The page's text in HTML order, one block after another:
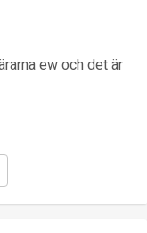
ew och det är